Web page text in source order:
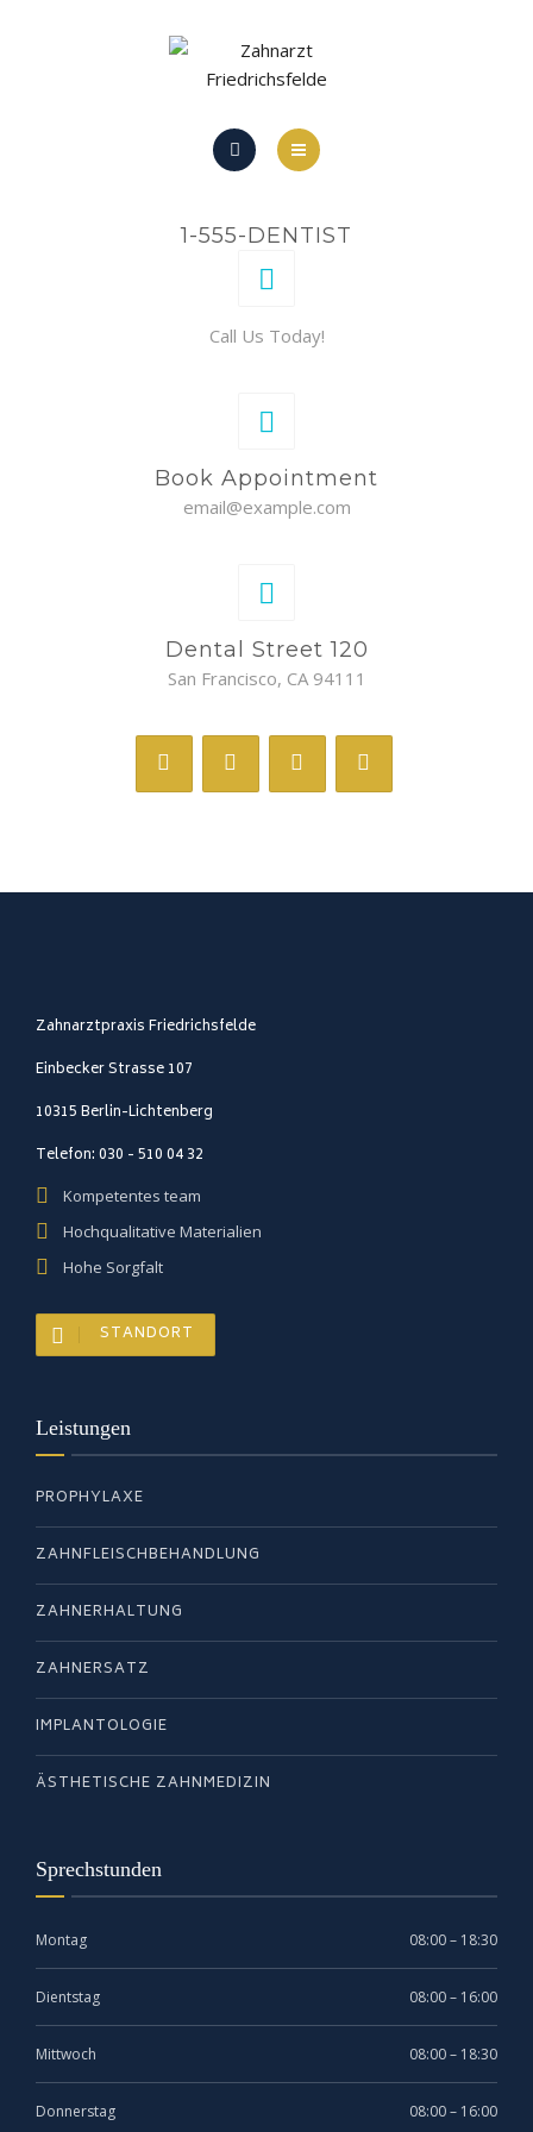
1-555-DENTIST
Call Us Today!
Book Appointment
email@example.com
Dental Street 120
San Francisco, CA 94111
Zahnarztpraxis Friedrichsfelde
Einbecker Strasse 107
10315 Berlin-Lichtenberg
Telefon: 030 - 510 04 32
Kompetentes team
Hochqualitative Materialien
Hohe Sorgfalt
STANDORT
Leistungen
PROPHYLAXE
ZAHNFLEISCHBEHANDLUNG
ZAHNERHALTUNG
ZAHNERSATZ
IMPLANTOLOGIE
ÄSTHETISCHE ZAHNMEDIZIN
Sprechstunden
Montag 08:00 – 18:30
Dientstag 08:00 – 16:00
Mittwoch 08:00 – 18:30
Donnerstag 08:00 – 16:00